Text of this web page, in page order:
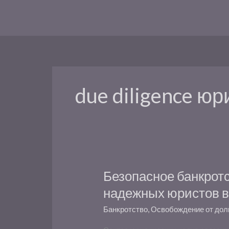
due diligence
Безопасное
надежных юристов
Банкротство,Освобождение от
Безопасное
под
ключ: